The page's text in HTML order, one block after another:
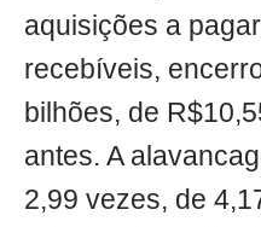
aquisições a
recebíveis,
bilhões, de
antes. A
2,99 vezes, de